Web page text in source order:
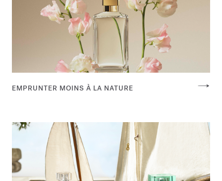
EMPRUNTER MOINS À LA NATURE